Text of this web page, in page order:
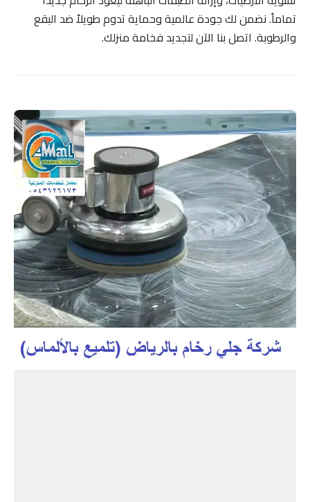
تماماً. نضمن لك جودة عالمية وحماية تدوم طويلاً ضد البقع
والرطوبة. اتصل بنا الآن لتجديد فخامة منزلك.